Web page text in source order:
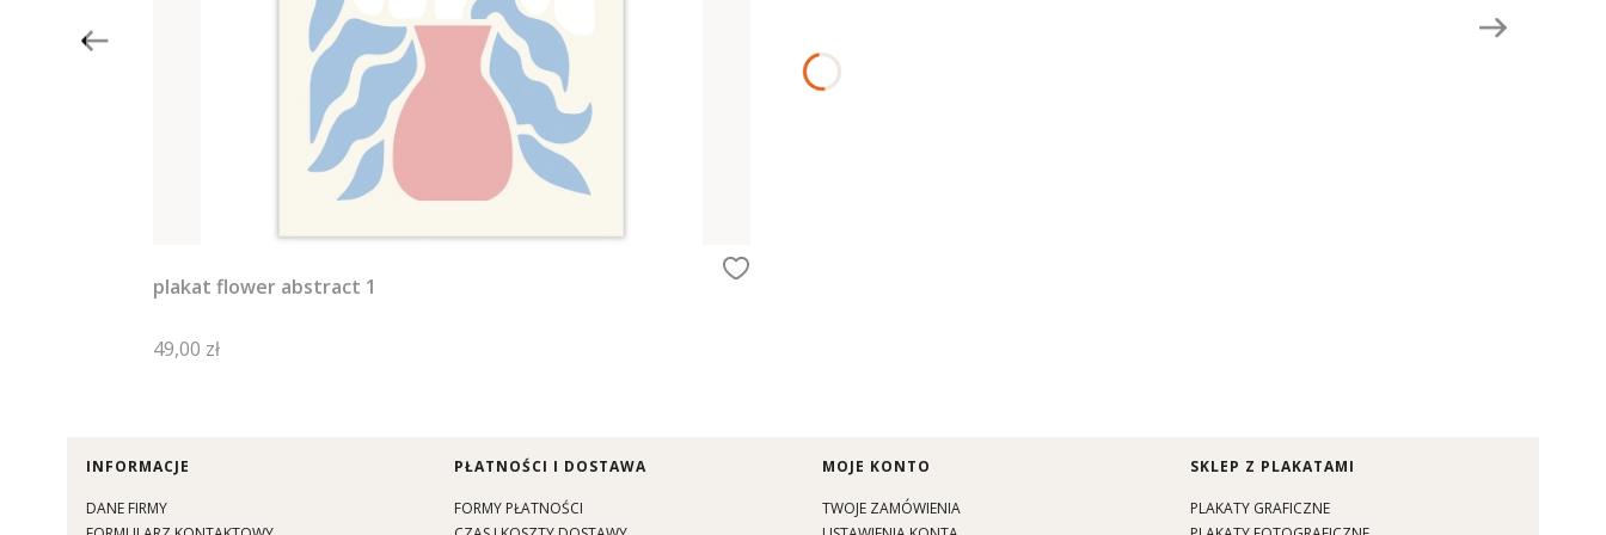
plakat flower abstract 1
Cena
49,00 zł
Linki w stopce
INFORMACJE
DANE FIRMY
PŁATNOŚCI I DOSTAWA
FORMY PŁATNOŚCI
MOJE KONTO
TWOJE ZAMÓWIENIA
SKLEP Z PLAKATAMI
PLAKATY GRAFICZNE